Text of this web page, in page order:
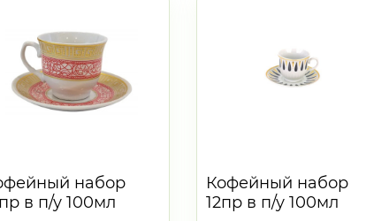
набор
в п/у 100мл
Кофейный набор
12пр в п/у 100мл